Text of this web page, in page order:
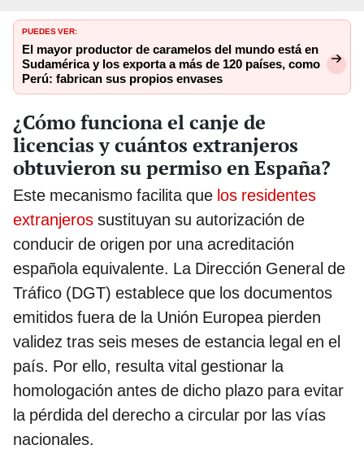
PUEDES VER:
El mayor productor de caramelos del mundo está en
Sudamérica y los exporta a más de 120 países, como
Perú: fabrican sus propios envases
¿Cómo funciona el canje de
licencias y cuántos extranjeros
obtuvieron su permiso en España?
Este mecanismo facilita que los residentes
extranjeros sustituyan su autorización de
conducir de origen por una acreditación
española equivalente. La Dirección General de
Tráfico (DGT) establece que los documentos
emitidos fuera de la Unión Europea pierden
validez tras seis meses de estancia legal en el
país. Por ello, resulta vital gestionar la
homologación antes de dicho plazo para evitar
la pérdida del derecho a circular por las vías
nacionales.